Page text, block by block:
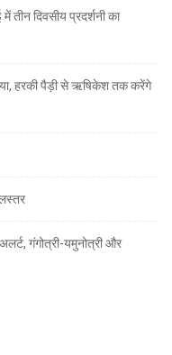
तीन दिवसीय प्रदर्शनी का
हरकी पैड़ी से ऋषिकेश तक करेंगे
गंगोत्री-यमुनोत्री और